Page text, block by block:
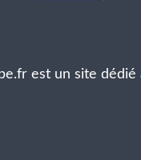
est un site